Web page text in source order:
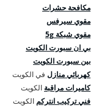
مكافحة حشرات
مقوي سيرفس
مقوي شبكة 5g
بي ان سبورت الكويت
بين سبورت الكويت
كهربائي منازل في الكويت
كاميرات مراقبة الكويت
فني تركيب انتركم الكويت